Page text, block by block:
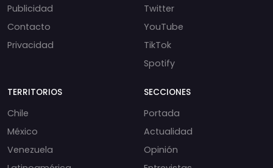
Publicidad
Contacto
Privacidad
Twitter
YouTube
TikTok
Spotify
TERRITORIOS
Chile
México
Venezuela
SECCIONES
Portada
Actualidad
Opinión